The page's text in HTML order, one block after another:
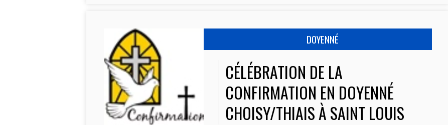
DOYENNÉ
CÉLÉBRATION DE LA
CONFIRMATION EN DOYENNÉ
CHOISY/THIAIS À SAINT LOUIS